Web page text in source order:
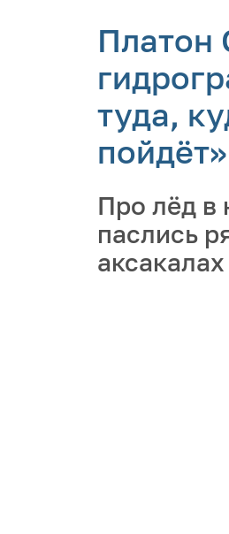
Платон
туда,
пойдёт»
Про лёд в
паслись